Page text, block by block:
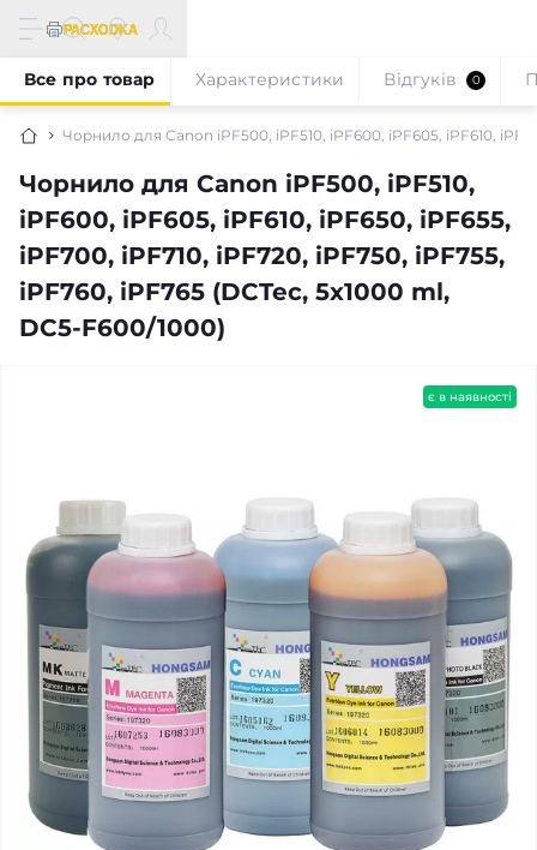
Чорнило для Canon iPF500, iPF510, iPF600, iPF605, iPF610,
Чорнило для Canon iPF500, iPF510,
iPF600, iPF605, iPF610, iPF650, iPF655,
iPF700, iPF710, iPF720, iPF750, iPF755,
iPF760, iPF765 (DCTec, 5x1000 ml,
DC5-F600/1000)
Все про товар Характеристики Відгуків 0
є в наявності